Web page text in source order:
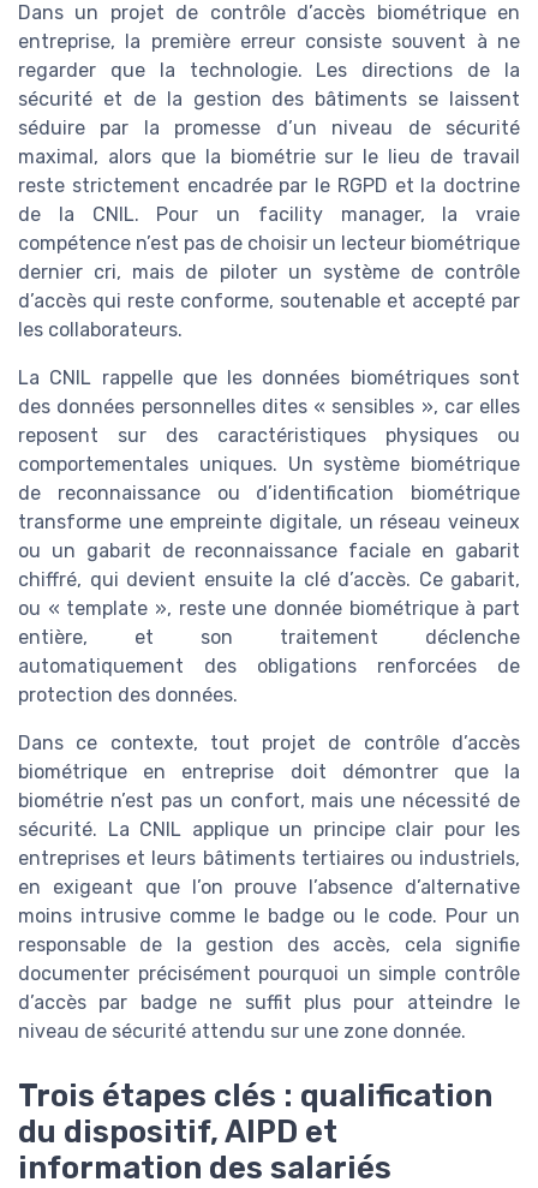
Dans un projet de contrôle d’accès biométrique en
entreprise, la première erreur consiste souvent à ne
regarder que la technologie. Les directions de la
sécurité et de la gestion des bâtiments se laissent
séduire par la promesse d’un niveau de sécurité
maximal, alors que la biométrie sur le lieu de travail
reste strictement encadrée par le RGPD et la doctrine
de la CNIL. Pour un facility manager, la vraie
compétence n’est pas de choisir un lecteur biométrique
dernier cri, mais de piloter un système de contrôle
d’accès qui reste conforme, soutenable et accepté par
les collaborateurs.
La CNIL rappelle que les données biométriques sont
des données personnelles dites « sensibles », car elles
reposent sur des caractéristiques physiques ou
comportementales uniques. Un système biométrique
de reconnaissance ou d’identification biométrique
transforme une empreinte digitale, un réseau veineux
ou un gabarit de reconnaissance faciale en gabarit
chiffré, qui devient ensuite la clé d’accès. Ce gabarit,
ou « template », reste une donnée biométrique à part
entière, et son traitement déclenche
automatiquement des obligations renforcées de
protection des données.
Dans ce contexte, tout projet de contrôle d’accès
biométrique en entreprise doit démontrer que la
biométrie n’est pas un confort, mais une nécessité de
sécurité. La CNIL applique un principe clair pour les
entreprises et leurs bâtiments tertiaires ou industriels,
en exigeant que l’on prouve l’absence d’alternative
moins intrusive comme le badge ou le code. Pour un
responsable de la gestion des accès, cela signifie
documenter précisément pourquoi un simple contrôle
d’accès par badge ne suffit plus pour atteindre le
niveau de sécurité attendu sur une zone donnée.
Trois étapes clés : qualification
du dispositif, AIPD et
information des salariés